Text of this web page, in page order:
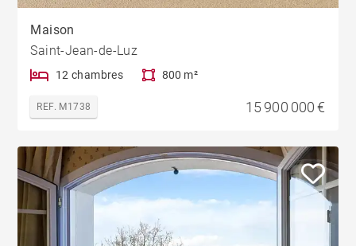
Maison
Saint-Jean-de-Luz
12 chambres 800 m²
REF. M1738 15 900 000 €